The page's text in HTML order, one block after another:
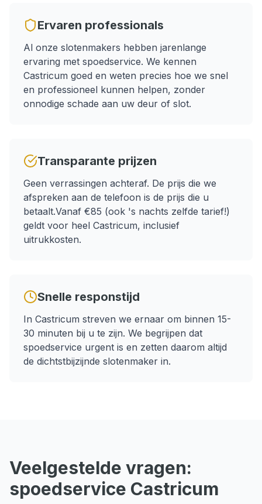
Ervaren professionals
Al onze slotenmakers hebben jarenlange
ervaring met spoedservice. We kennen
Castricum goed en weten precies hoe we snel
en professioneel kunnen helpen, zonder
onnodige schade aan uw deur of slot.
Transparante prijzen
Geen verrassingen achteraf. De prijs die we
afspreken aan de telefoon is de prijs die u
betaalt.Vanaf €85 (ook 's nachts zelfde tarief!)
geldt voor heel Castricum, inclusief
uitrukkosten.
Snelle responstijd
In Castricum streven we ernaar om binnen 15-
30 minuten bij u te zijn. We begrijpen dat
spoedservice urgent is en zetten daarom altijd
de dichtstbijzijnde slotenmaker in.
Veelgestelde vragen:
spoedservice Castricum